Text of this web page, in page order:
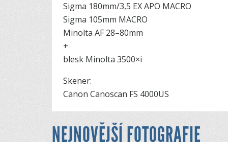
Sigma 180mm/3,5 EX APO MACRO
Sigma 105mm MACRO
Minolta AF 28–80mm
+
blesk Minolta 3500×i
Skener:
Canon Canoscan FS 4000US
NEJNOVĚJŠÍ FOTOGRAFIE